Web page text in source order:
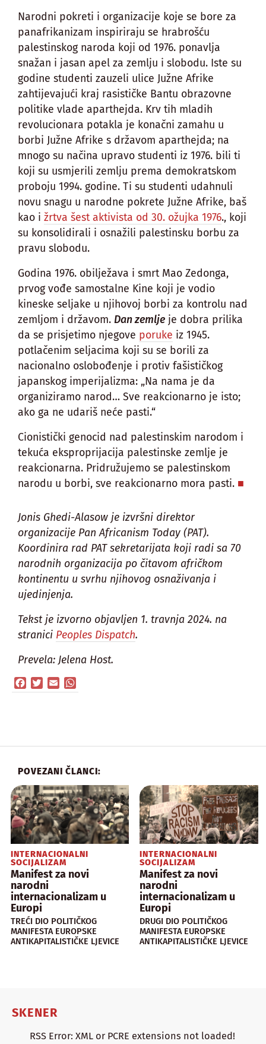
Narodni pokreti i organizacije koje se bore za
panafrikanizam inspiriraju se hrabrošću
palestinskog naroda koji od 1976. ponavlja
snažan i jasan apel za zemlju i slobodu. Iste su
godine studenti zauzeli ulice Južne Afrike
zahtijevajući kraj rasističke Bantu obrazovne
politike vlade aparthejda. Krv tih mladih
revolucionara potakla je konačni zamahu u
borbi Južne Afrike s državom aparthejda; na
mnogo su načina upravo studenti iz 1976. bili ti
koji su usmjerili zemlju prema demokratskom
proboju 1994. godine. Ti su studenti udahnuli
novu snagu u narodne pokrete Južne Afrike, baš
kao i žrtva šest aktivista od 30. ožujka 1976., koji
su konsolidirali i osnažili palestinsku borbu za
pravu slobodu.
Godina 1976. obilježava i smrt Mao Zedonga,
prvog vođe samostalne Kine koji je vodio
kineske seljake u njihovoj borbi za kontrolu nad
zemljom i državom. Dan zemlje je dobra prilika
da se prisjetimo njegove poruke iz 1945.
potlačenim seljacima koji su se borili za
nacionalno oslobođenje i protiv fašističkog
japanskog imperijalizma: „Na nama je da
organiziramo narod… Sve reakcionarno je isto;
ako ga ne udariš neće pasti.“
Cionistički genocid nad palestinskim narodom i
tekuća eksproprijacija palestinske zemlje je
reakcionarna. Pridružujemo se palestinskom
narodu u borbi, sve reakcionarno mora pasti.
Jonis Ghedi-Alasow je izvršni direktor
organizacije Pan Africanism Today (PAT).
Koordinira rad PAT sekretarijata koji radi sa 70
narodnih organizacija po čitavom afričkom
kontinentu u svrhu njihovog osnaživanja i
ujedinjenja.
Tekst je izvorno objavljen 1. travnja 2024. na
stranici Peoples Dispatch.
Prevela: Jelena Host.
Facebook
TwitterEmail
POVEZANI ČLANCI:
INTERNACIONALNI
SOCIJALIZAM
Manifest za novi
narodni
internacionalizam u
Europi
TREĆI DIO POLITIČKOG
MANIFESTA EUROPSKE
ANTIKAPITALISTIČKE LJEVICE
INTERNACIONALNI
SOCIJALIZAM
Manifest za novi
narodni
internacionalizam u
Europi
DRUGI DIO POLITIČKOG
MANIFESTA EUROPSKE
ANTIKAPITALISTIČKE LJEVICE
SKENER
RSS Error: XML or PCRE extensions not loaded!